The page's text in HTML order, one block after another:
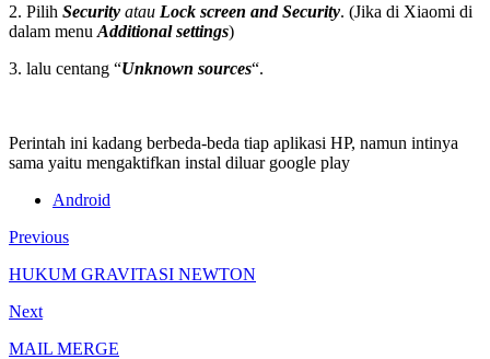
2. Pilih Security atau Lock screen and Security. (Jika di Xiaomi di
dalam menu Additional settings)
3. lalu centang “Unknown sources“.
Perintah ini kadang berbeda-beda tiap aplikasi HP, namun intinya
sama yaitu mengaktifkan instal diluar google play
Android
Previous
HUKUM GRAVITASI NEWTON
Next
MAIL MERGE